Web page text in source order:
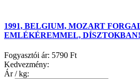
1991, BELGIUM, MOZART
EMLÉKÉREMMEL,
Fogyasztói ár: 5790 Ft
Kedvezmény:
Ár / kg: